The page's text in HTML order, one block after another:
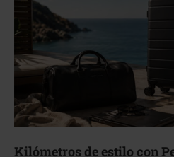
Aerie, texturas que fluyen